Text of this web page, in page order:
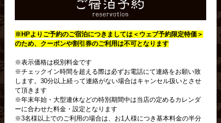
※HPよりご予約のご宿泊につきましては＜ ウェブ予約限定特価＞
のため、クーポンや割引券のご利用は不可となります
※表示価格は税別料金です
※チェックイン時間を超える際は必ずお電話にて連絡をお願い致
します。30分以上経って連絡がない場合はキャンセル扱いとさせ
て頂きます
※年末年始・大型連休などの特別期間中は当店の定めるカレンダ
ーに合わせた料金・設定となります
※3名様以上でのご利用の場合は、お1人様につき基本料金の半分